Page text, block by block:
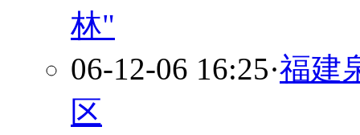
林"
06-12-06 16:25·福建
区